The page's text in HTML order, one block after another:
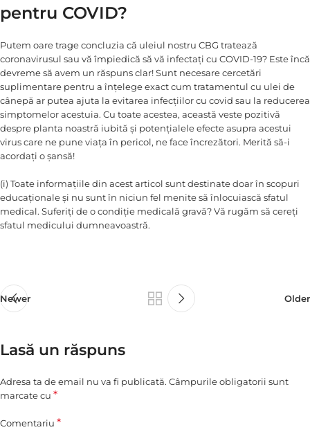
pentru COVID?
Putem oare trage concluzia că uleiul nostru CBG tratează
coronavirusul sau vă împiedică să vă infectați cu COVID-19? Este încă
devreme să avem un răspuns clar! Sunt necesare cercetări
suplimentare pentru a înțelege exact cum tratamentul cu ulei de
cânepă ar putea ajuta la evitarea infecțiilor cu covid sau la reducerea
simptomelor acestuia. Cu toate acestea, această veste pozitivă
despre planta noastră iubită și potențialele efecte asupra acestui
virus care ne pune viața în pericol, ne face încrezători. Merită să-i
acordați o șansă!
(i) Toate informațiile din acest articol sunt destinate doar în scopuri
educaționale și nu sunt în niciun fel menite să înlocuiască sfatul
medical. Suferiți de o condiție medicală gravă? Vă rugăm să cereți
sfatul medicului dumneavoastră.
Newer Older
Lasă un răspuns
Adresa ta de email nu va fi publicată. Câmpurile obligatorii sunt
marcate cu *
Comentariu *